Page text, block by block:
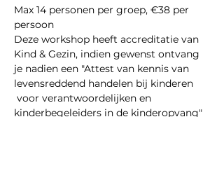
Max 14 personen per groep, €38 per
persoon
Deze workshop heeft accreditatie van
Kind & Gezin, indien gewenst ontvang
je nadien een "Attest van kennis van
levensreddend handelen bij kinderen
voor verantwoordelijken en
kinderbegeleiders in de kinderopvang"